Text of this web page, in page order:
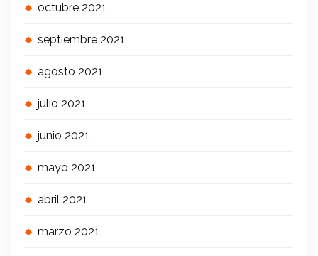
octubre 2021
septiembre 2021
agosto 2021
julio 2021
junio 2021
mayo 2021
abril 2021
marzo 2021